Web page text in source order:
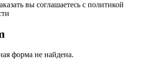
вы соглашаетесь с политикой
форма не найдена.